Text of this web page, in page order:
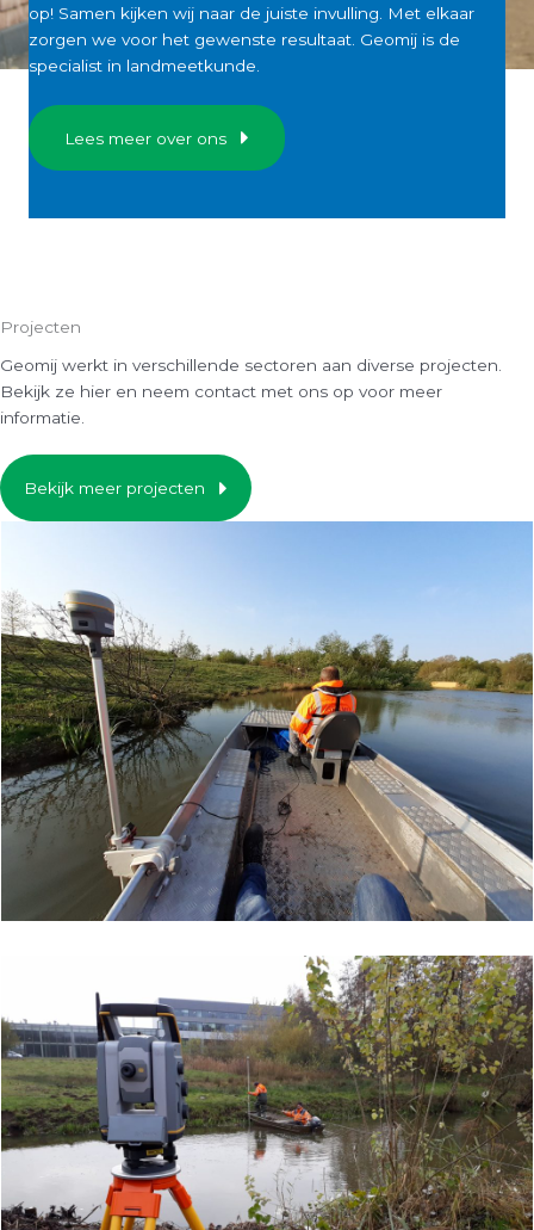
op! Samen kijken wij naar de juiste invulling. Met elkaar
zorgen we voor het gewenste resultaat. Geomij is de
specialist in landmeetkunde.
Lees meer over ons
Projecten
Geomij werkt in verschillende sectoren aan diverse projecten.
Bekijk ze hier en neem contact met ons op voor meer
informatie.
Bekijk meer projecten
Waterschap de Dommel: pilot
multibeam sonar Essche Stroom
Bekijk dit project